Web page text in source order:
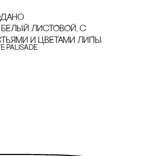
БЕЛЫЙ ЛИсТОВОЙ, с
И ЦВЕТАМИ ЛИПЫ
Palisade